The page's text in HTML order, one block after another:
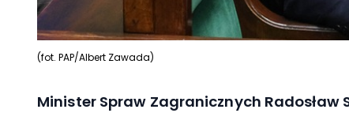
(fot. PAP/Albert Zawada)
Minister Spraw Zagranicznych